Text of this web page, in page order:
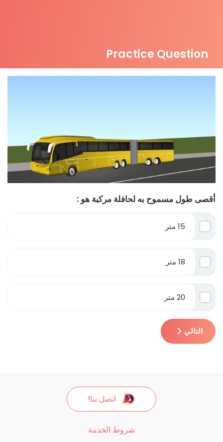
Practice Question
أقصى طول مسموح به لحافلة مركبة هو :
15 متر
18 متر
20 متر
التالي
اتصل بنا!
شروط الخدمة